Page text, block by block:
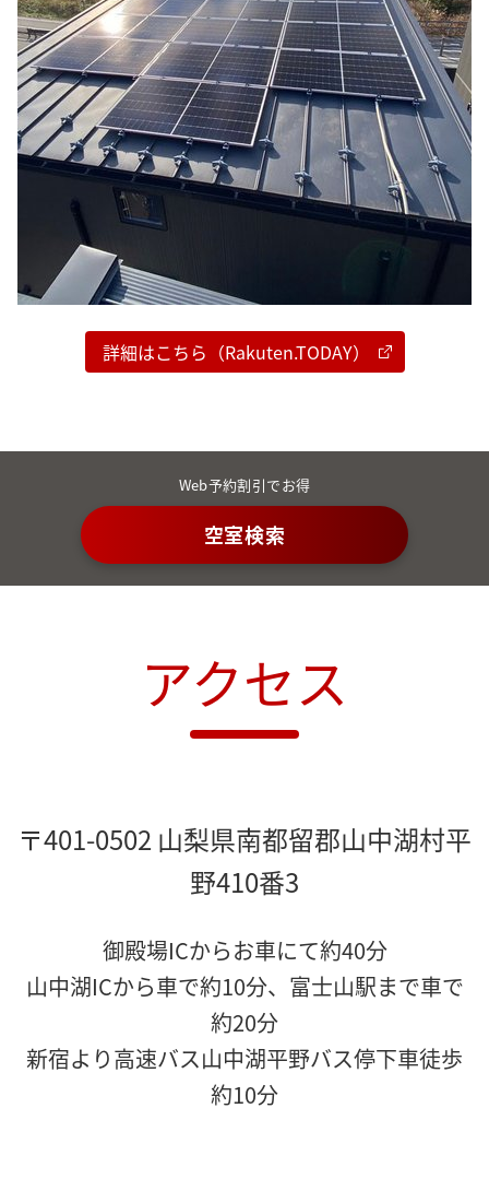
詳細はこちら（Rakuten.TODAY）
Web予約割引でお得
空室検索
アクセス
〒401-0502 山梨県南都留郡山中湖村平
野410番3
御殿場ICからお車にて約40分
山中湖ICから車で約10分、富士山駅まで車で
約20分
新宿より高速バス山中湖平野バス停下車徒歩
約10分